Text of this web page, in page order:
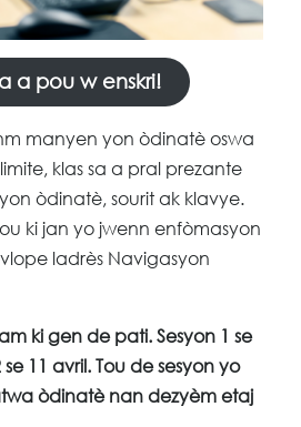
a pou w enskri!
manyen yon òdinatè oswa
klas sa a pral prezante
òdinatè, sourit ak klavye.
ki jan yo jwenn enfòmasyon
ladrès Navigasyon
ki gen de pati. Sesyon 1 se
11 avril. Tou de sesyon yo
òdinatè nan dezyèm etaj